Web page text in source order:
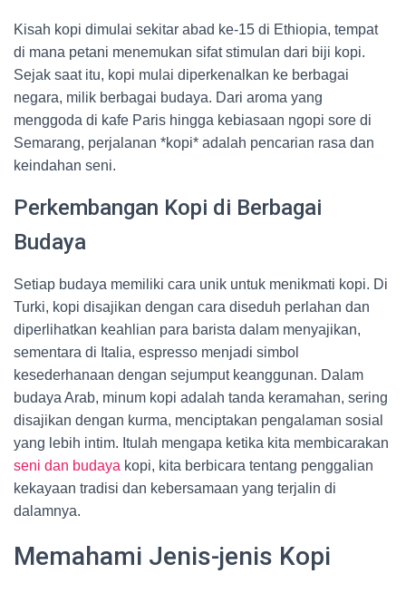
Kisah kopi dimulai sekitar abad ke-15 di Ethiopia, tempat
di mana petani menemukan sifat stimulan dari biji kopi.
Sejak saat itu, kopi mulai diperkenalkan ke berbagai
negara, milik berbagai budaya. Dari aroma yang
menggoda di kafe Paris hingga kebiasaan ngopi sore di
Semarang, perjalanan *kopi* adalah pencarian rasa dan
keindahan seni.
Perkembangan Kopi di Berbagai
Budaya
Setiap budaya memiliki cara unik untuk menikmati kopi. Di
Turki, kopi disajikan dengan cara diseduh perlahan dan
diperlihatkan keahlian para barista dalam menyajikan,
sementara di Italia, espresso menjadi simbol
kesederhanaan dengan sejumput keanggunan. Dalam
budaya Arab, minum kopi adalah tanda keramahan, sering
disajikan dengan kurma, menciptakan pengalaman sosial
yang lebih intim. Itulah mengapa ketika kita membicarakan
seni dan budaya kopi, kita berbicara tentang penggalian
kekayaan tradisi dan kebersamaan yang terjalin di
dalamnya.
Memahami Jenis-jenis Kopi